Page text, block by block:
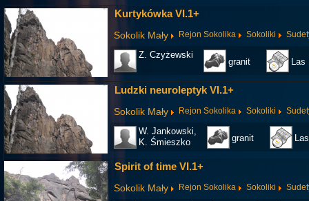
Kurtykówka VI.1+
Sokolik Mały Rejon Sokolika Sokoliki
Z. Czyżewski
granit Las
Ludzki neuroleptyk VI.1+
Sokolik Mały Rejon Sokolika Sokoliki
W. Jankowski,
K. Śmieszko
granit Las
Spirit of time VI.1+
Sokolik Mały Rejon Sokolika Sokoliki